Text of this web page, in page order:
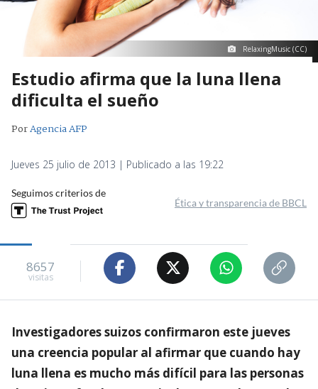
RelaxingMusic (CC)
Estudio afirma que la luna llena
dificulta el sueño
PorAgencia AFP
Jueves 25 julio de 2013 | Publicado a las 19:22
Seguimos criterios de
Ética y transparencia de BBCL
8657
visitas
Investigadores suizos confirmaron este jueves
una creencia popular al afirmar que cuando hay
luna llena es mucho más difícil para las personas